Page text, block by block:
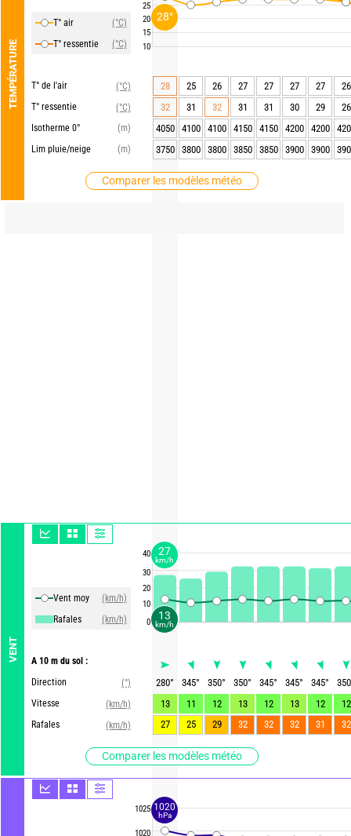
TEMPÉRATURE
T° air
(°C)
T° ressentie
(°C)
T° de l'air
(°C)
T° ressentie
(°C)
Isotherme 0°
(m)
Lim pluie/neige
(m)
Comparer les modèles météo
VENT
Vent moy
(km/h)
Rafales
(km/h)
A 10 m du sol :
Direction
(°)
Vitesse
(km/h)
Rafales
(km/h)
Comparer les modèles météo
25
20
15
10
40
30
20
10
0
1025
1020
28 25 26 27 27 27 27
26
32
31 32 31 31 30 29
26
4050
4100 4100 4150 4150 4200 4200
3750
3800 3800 3850 3850 3900 3900
280° 345° 350° 350° 345° 345° 345°
350
13
11 12 13 12 13 12
12
27
25 29 32 32 32 31 32
13
km/h
27
km/h
28°
1020
hPa